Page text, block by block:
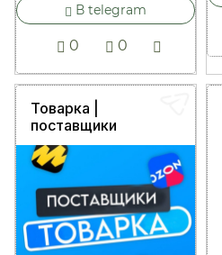
В telegram
0 0
Товарка |
поставщики